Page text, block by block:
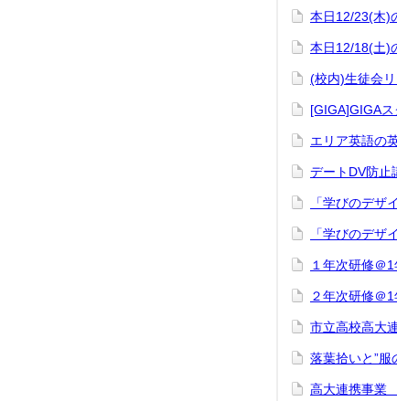
本日12/23(木)
本日12/18(土)
(校内)生徒会
[GIGA]GIGA
エリア英語の
デートDV防止
「学びのデザ
「学びのデザ
１年次研修＠
２年次研修＠
市立高校高大
落葉拾いと”服
高大連携事業